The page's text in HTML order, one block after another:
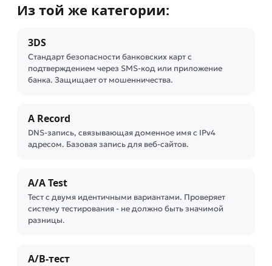
Из той же категории:
3DS
Стандарт безопасности банковских карт с
подтверждением через SMS-код или приложение
банка. Защищает от мошенничества.
A Record
DNS-запись, связывающая доменное имя с IPv4
адресом. Базовая запись для веб-сайтов.
A/A Test
Тест с двумя идентичными вариантами. Проверяет
систему тестирования - не должно быть значимой
разницы.
A/B-тест